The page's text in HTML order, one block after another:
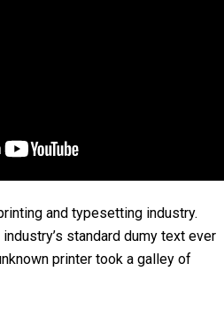
and typesetting industry.
standard dumy text ever
printer took a galley of